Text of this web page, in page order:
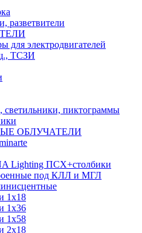
разветвители
для электродвигателей
ТСЗИ
пиктограммы
ОБЛУЧАТЕЛИ
Lighting ПСХ+столбики
под КЛЛ и МГЛ
1х18
1х36
1х58
2х18